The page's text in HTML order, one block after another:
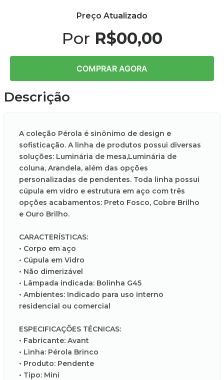
Preço Atualizado
Por R$00,00
COMPRAR AGORA
Descrição
A coleção Pérola é sinônimo de design e
sofisticação. A linha de produtos possui diversas
soluções: Luminária de mesa,Luminária de
coluna, Arandela, além das opções
personalizadas de pendentes. Toda linha possui
cúpula em vidro e estrutura em aço com três
opções acabamentos: Preto Fosco, Cobre Brilho
e Ouro Brilho.
CARACTERÍSTICAS:
• Corpo em aço
• Cúpula em Vidro
• Não dimerizável
• Lâmpada indicada: Bolinha G45
• Ambientes: Indicado para uso interno
residencial ou comercial
ESPECIFICAÇÕES TÉCNICAS:
• Fabricante: Avant
• Linha: Pérola Brinco
• Produto: Pendente
• Tipo: Mini